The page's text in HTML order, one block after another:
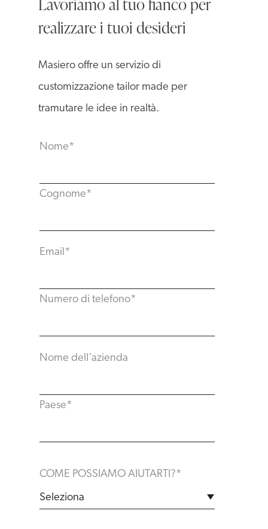
Lavoriamo al tuo fianco per
realizzare i tuoi desideri
Masiero offre un servizio di
customizzazione tailor made per
tramutare le idee in realtà.
Nome*
Cognome*
Email*
Numero di telefono*
Nome dell'azienda
Paese*
COME POSSIAMO AIUTARTI?*